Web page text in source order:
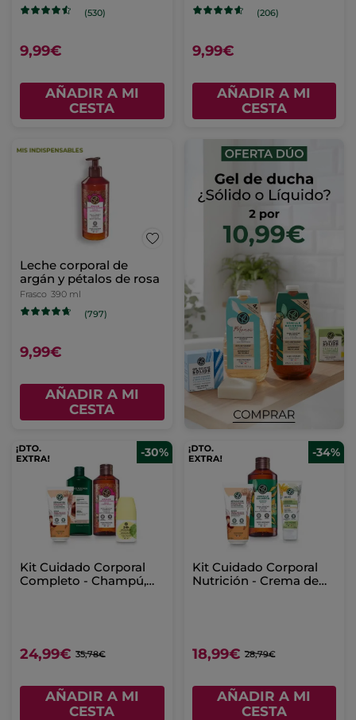
(530)
9,99€
AÑADIR A MI
CESTA
(206)
9,99€
AÑADIR A MI
CESTA
Leche corporal de
argán y pétalos de rosa
Frasco 390 ml
(797)
9,99€
AÑADIR A MI
CESTA
-30%
Kit Cuidado Corporal
Completo - Champú,
24,99€ 35,78€
AÑADIR A MI
CESTA
-34%
Kit Cuidado Corporal
Nutrición - Crema de
18,99€ 28,79€
AÑADIR A MI
CESTA